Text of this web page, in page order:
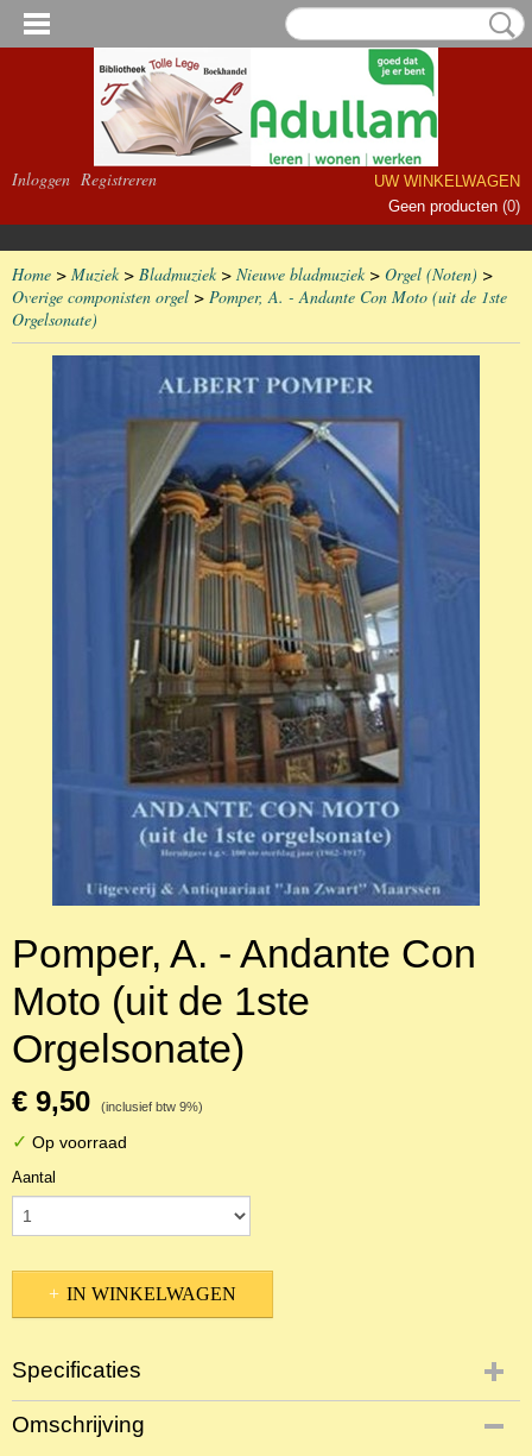
Inloggen Registreren
UW WINKELWAGEN
Geen producten (0)
Home > Muziek> Bladmuziek> Nieuwe bladmuziek> Orgel (Noten) >
Overige componisten orgel > Pomper, A. - Andante Con Moto (uit de 1ste
Orgelsonate)
Pomper, A. - Andante Con
Moto (uit de 1ste
Orgelsonate)
€ 9,50 (inclusief btw 9%)
✓ Op voorraad
Aantal
IN WINKELWAGEN
Specificaties
Productcode
NBLNOr-17202
Omschrijving